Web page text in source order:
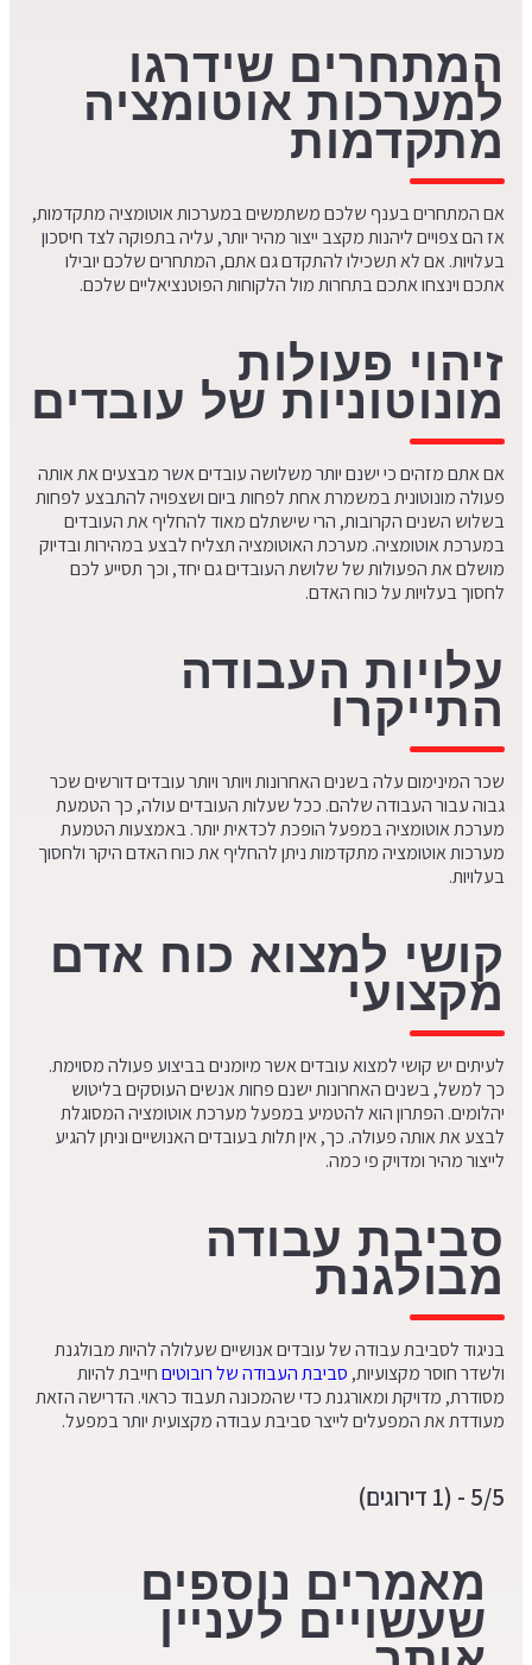
המתחרים שידרגו
למערכות אוטומציה
מתקדמות
אם המתחרים בענף שלכם משתמשים במערכות אוטומציה מתקדמות,
אז הם צפויים ליהנות מקצב ייצור מהיר יותר, עליה בתפוקה לצד חיסכון
בעלויות. אם לא תשכילו להתקדם גם אתם, המתחרים שלכם יובילו
אתכם וינצחו אתכם בתחרות מול הלקוחות הפוטנציאליים שלכם.
זיהוי פעולות
מונוטוניות של עובדים
אם אתם מזהים כי ישנם יותר משלושה עובדים אשר מבצעים את אותה
פעולה מונוטונית במשמרת אחת לפחות ביום ושצפויה להתבצע לפחות
בשלוש השנים הקרובות, הרי שישתלם מאוד להחליף את העובדים
במערכת אוטומציה. מערכת האוטומציה תצליח לבצע במהירות ובדיוק
מושלם את הפעולות של שלושת העובדים גם יחד, וכך תסייע לכם
לחסוך בעלויות על כוח האדם.
עלויות העבודה
התייקרו
שכר המינימום עלה בשנים האחרונות ויותר ויותר עובדים דורשים שכר
גבוה עבור העבודה שלהם. ככל שעלות העובדים עולה, כך הטמעת
מערכת אוטומציה במפעל הופכת לכדאית יותר. באמצעות הטמעת
מערכות אוטומציה מתקדמות ניתן להחליף את כוח האדם היקר ולחסוך
בעלויות.
קושי למצוא כוח אדם
מקצועי
לעיתים יש קושי למצוא עובדים אשר מיומנים בביצוע פעולה מסוימת.
כך למשל, בשנים האחרונות ישנם פחות אנשים העוסקים בליטוש
יהלומים. הפתרון הוא להטמיע במפעל מערכת אוטומציה המסוגלת
לבצע את אותה פעולה. כך, אין תלות בעובדים האנושיים וניתן להגיע
לייצור מהיר ומדויק פי כמה.
סביבת עבודה
מבולגנת
בניגוד לסביבת עבודה של עובדים אנושיים שעלולה להיות מבולגנת
ולשדר חוסר מקצועיות, סביבת העבודה של רובוטיםחייבת להיות
מסודרת, מדויקת ומאורגנת כדי שהמכונה תעבוד כראוי. הדרישה הזאת
מעודדת את המפעלים לייצר סביבת עבודה מקצועית יותר במפעל.
5/5 - (1 דירוגים)
מאמרים נוספים
שעשויים לעניין